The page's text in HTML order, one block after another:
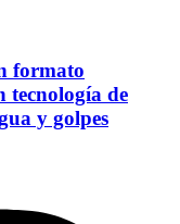
formato
tecnología de
y golpes